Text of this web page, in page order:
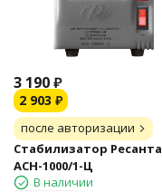
3 190₽
2 903 ₽
после авторизации
Стабилизатор Ресанта
АСН-1000/1-Ц
В наличии